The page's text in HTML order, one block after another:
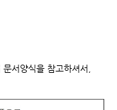
서양식을 참고하셔서,